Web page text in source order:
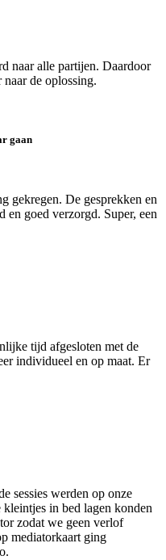
naar alle partijen. Daardoor
de oplossing.
gaan
gekregen. De gesprekken en
en goed verzorgd. Super, een
tijd afgesloten met de
individueel en op maat. Er
sessies werden op onze
kleintjes in bed lagen konden
zodat we geen verlof
mediatorkaart ging